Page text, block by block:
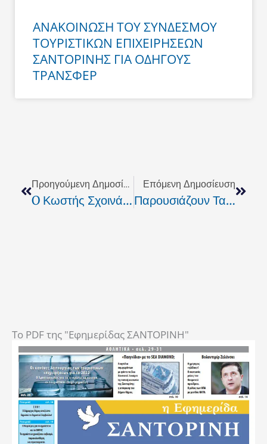
ΑΝΑΚΟΙΝΩΣΗ ΤΟΥ ΣΥΝΔΕΣΜΟΥ
ΤΟΥΡΙΣΤΙΚΩΝ ΕΠΙΧΕΙΡΗΣΕΩΝ
ΣΑΝΤΟΡΙΝΗΣ ΓΙΑ ΟΔΗΓΟΥΣ
ΤΡΑΝΣΦΕΡ
Προηγούμενη Δημοσίευση
O Κωστής Σχοινάς Προσκεκλημένος Στο Studio Του AgoraTV
Επόμενη Δημοσίευση
Παρουσιάζουν Τα Παιδιά Μεγαλύτερη Ευαισθησία Στη Ζέστη Και Στο Κρύο Απ Οτι Οι Ενήλικες;
To PDF της "Εφημερίδας ΣΑΝΤΟΡΙΝΗ"